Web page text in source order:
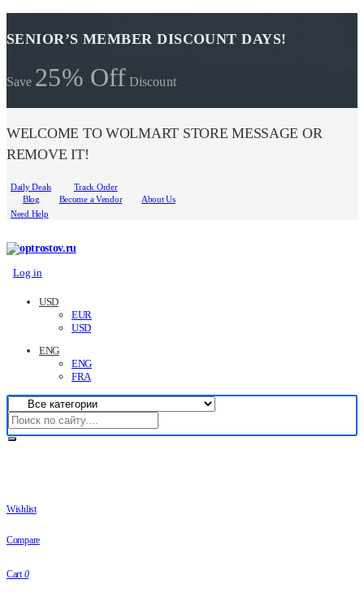
SENIOR’S MEMBER DISCOUNT DAYS!
Save 25% Off Discount
WELCOME TO WOLMART STORE MESSAGE OR
REMOVE IT!
Daily Deals
Track Order
Blog
Become a Vendor
About Us
Need Help
Log in
USD
EUR
USD
ENG
ENG
FRA
Wishlist
Compare
Cart 0